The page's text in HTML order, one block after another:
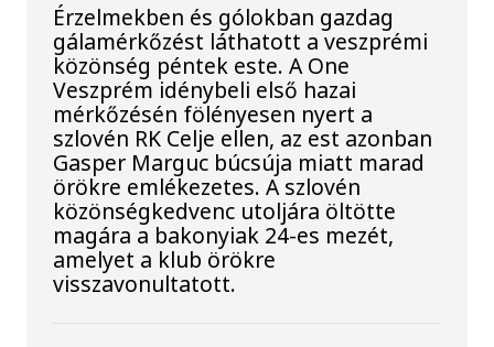
Érzelmekben és gólokban gazdag
gálamérkőzést láthatott a veszprémi
közönség péntek este. A One
Veszprém idénybeli első hazai
mérkőzésén fölényesen nyert a
szlovén RK Celje ellen, az est azonban
Gasper Marguc búcsúja miatt marad
örökre emlékezetes. A szlovén
közönségkedvenc utoljára öltötte
magára a bakonyiak 24-es mezét,
amelyet a klub örökre
visszavonultatott.